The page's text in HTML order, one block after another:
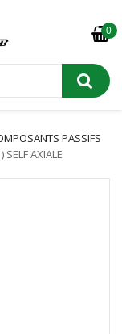
0
PASSIFS
SELF AXIALE